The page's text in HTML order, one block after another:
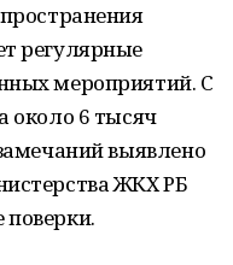
регулярные
мероприятий. С
около 6 тысяч
выявлено
ЖКХ РБ